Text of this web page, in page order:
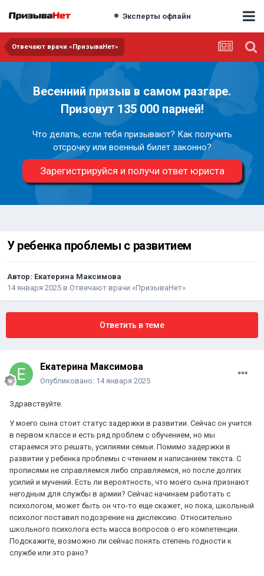
Эксперты офлайн
Отвечают врачи «ПризываНет»
Весенний призыв в самом разгаре.
Призовут 135 000 парней!
Что делать, если тебя призывают? Как получить
отсрочку или военный билет законно?
Зарегистрируйся и получи ответ юриста
У ребенка проблемы с развитием
Автор: Екатерина Максимова
14 января 2025 в Отвечают врачи «ПризываНет»
Ответить в теме
Екатерина Максимова
Опубликовано: 14 января 2025
Здравствуйте.
У моего сына стоит статус задержки в развитии. Сейчас он учится
в первом классе и есть ряд проблем с обучением, но мы
стараемся это решать, усилиями семьи. Помимо задержки в
развитии у ребенка проблемы с чтением и написанием текста. С
прописями не справляемся либо справляемся, но после долгих
усилий и мучений. Есть ли вероятность, что моего сына признают
негодным для службы в армии? Сейчас начинаем работать с
психологом, может быть он что-то еще скажет, но пока, школьный
психолог поставил подозрение на дислексию. Относительно
школьного психолога есть масса вопросов о его компетенции.
Подскажите, возможно ли сейчас понять степень годности к
службе или это рано?